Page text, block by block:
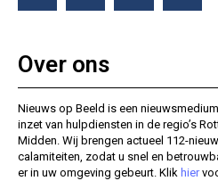
Over ons
Nieuws op Beeld is een
inzet van hulpdiensten in de regio’s
Midden. Wij brengen actueel 112-
calamiteiten, zodat u snel en
er in uw omgeving gebeurt. Klik hier